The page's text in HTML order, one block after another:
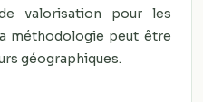
valorisation pour les
méthodologie peut être
géographiques.